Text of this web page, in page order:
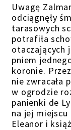
Uwagę
odciągnęły
tarasowych
potrafiła
otaczających
pniem
koronie.
nie zwracała
w ogrodzie
panienki de
na jej miejscu
Eleanor i